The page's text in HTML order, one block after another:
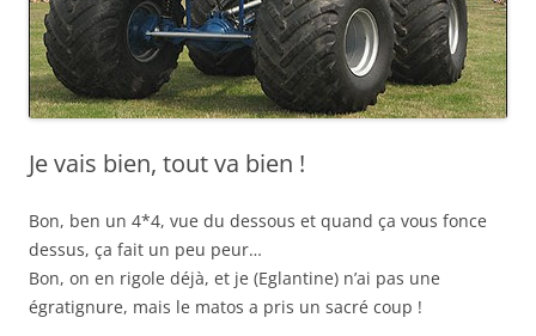
Je vais bien, tout va bien !
Bon, ben un 4*4, vue du dessous et quand ça vous fonce
dessus, ça fait un peu peur…
Bon, on en rigole déjà, et je (Eglantine) n’ai pas une
égratignure, mais le matos a pris un sacré coup !